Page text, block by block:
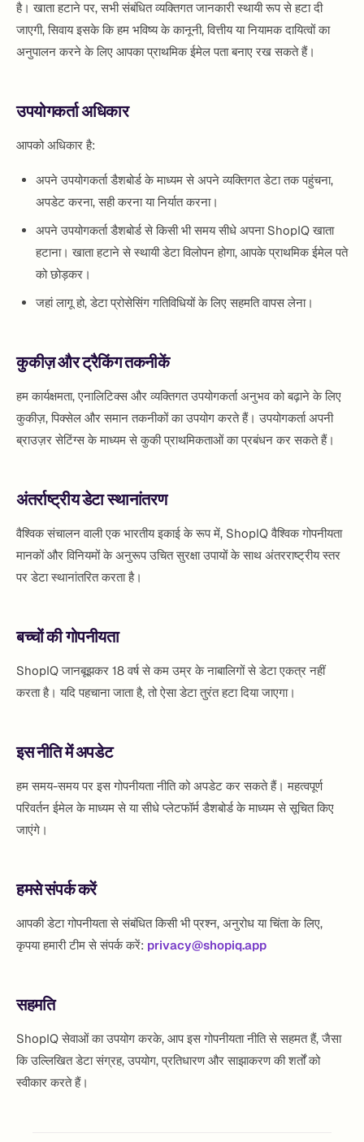
है। खाता हटाने पर, सभी संबंधित व्यक्तिगत जानकारी स्थायी रूप से हटा दी
जाएगी, सिवाय इसके कि हम भविष्य के कानूनी, वित्तीय या नियामक दायित्वों का
अनुपालन करने के लिए आपका प्राथमिक ईमेल पता बनाए रख सकते हैं।
उपयोगकर्ता अधिकार
आपको अधिकार है:
अपने उपयोगकर्ता डैशबोर्ड के माध्यम से अपने व्यक्तिगत डेटा तक पहुंचना,
अपडेट करना, सही करना या निर्यात करना।
अपने उपयोगकर्ता डैशबोर्ड से किसी भी समय सीधे अपना ShopIQ खाता
हटाना। खाता हटाने से स्थायी डेटा विलोपन होगा, आपके प्राथमिक ईमेल पते
को छोड़कर।
जहां लागू हो, डेटा प्रोसेसिंग गतिविधियों के लिए सहमति वापस लेना।
कुकीज़ और ट्रैकिंग तकनीकें
हम कार्यक्षमता, एनालिटिक्स और व्यक्तिगत उपयोगकर्ता अनुभव को बढ़ाने के लिए
कुकीज़, पिक्सेल और समान तकनीकों का उपयोग करते हैं। उपयोगकर्ता अपनी
ब्राउज़र सेटिंग्स के माध्यम से कुकी प्राथमिकताओं का प्रबंधन कर सकते हैं।
अंतर्राष्ट्रीय डेटा स्थानांतरण
वैश्विक संचालन वाली एक भारतीय इकाई के रूप में, ShopIQ वैश्विक गोपनीयता
मानकों और विनियमों के अनुरूप उचित सुरक्षा उपायों के साथ अंतरराष्ट्रीय स्तर
पर डेटा स्थानांतरित करता है।
बच्चों की गोपनीयता
ShopIQ जानबूझकर 18 वर्ष से कम उम्र के नाबालिगों से डेटा एकत्र नहीं
करता है। यदि पहचाना जाता है, तो ऐसा डेटा तुरंत हटा दिया जाएगा।
इस नीति में अपडेट
हम समय-समय पर इस गोपनीयता नीति को अपडेट कर सकते हैं। महत्वपूर्ण
परिवर्तन ईमेल के माध्यम से या सीधे प्लेटफॉर्म डैशबोर्ड के माध्यम से सूचित किए
जाएंगे।
हमसे संपर्क करें
आपकी डेटा गोपनीयता से संबंधित किसी भी प्रश्न, अनुरोध या चिंता के लिए,
कृपया हमारी टीम से संपर्क करें: privacy@shopiq.app
सहमति
ShopIQ सेवाओं का उपयोग करके, आप इस गोपनीयता नीति से सहमत हैं, जैसा
कि उल्लिखित डेटा संग्रह, उपयोग, प्रतिधारण और साझाकरण की शर्तों को
स्वीकार करते हैं।